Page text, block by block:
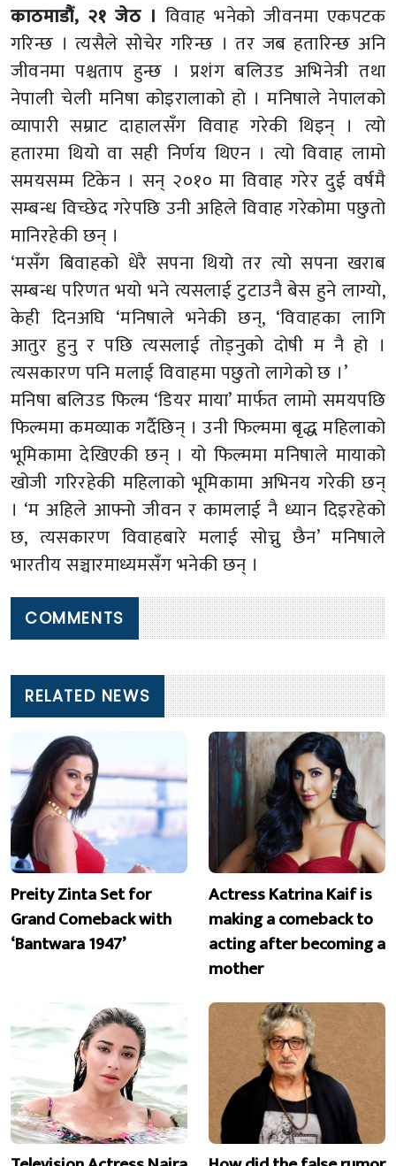
काठमाडौं, २१ जेठ । विवाह भनेको जीवनमा एकपटक
गरिन्छ । त्यसैले सोचेर गरिन्छ । तर जब हतारिन्छ अनि
जीवनमा पश्चताप हुन्छ । प्रशंग बलिउड अभिनेत्री तथा
नेपाली चेली मनिषा कोइरालाको हो । मनिषाले नेपालको
व्यापारी सम्राट दाहालसँग विवाह गरेकी थिइन् । त्यो
हतारमा थियो वा सही निर्णय थिएन । त्यो विवाह लामो
समयसम्म टिकेन । सन् २०१० मा विवाह गरेर दुई वर्षमै
सम्बन्ध विच्छेद गरेपछि उनी अहिले विवाह गरेकोमा पछुतो
मानिरहेकी छन् ।
‘मसँग बिवाहको धेरै सपना थियो तर त्यो सपना खराब
सम्बन्ध परिणत भयो भने त्यसलाई टुटाउनै बेस हुने लाग्यो,
केही दिनअघि ‘मनिषाले भनेकी छन्, ‘विवाहका लागि
आतुर हुनु र पछि त्यसलाई तोड्नुको दोषी म नै हो ।
त्यसकारण पनि मलाई विवाहमा पछुतो लागेको छ ।’
मनिषा बलिउड फिल्म ‘डियर माया’ मार्फत लामो समयपछि
फिल्ममा कमव्याक गर्दैछिन् । उनी फिल्ममा बृद्ध महिलाको
भूमिकामा देखिएकी छन् । यो फिल्ममा मनिषाले मायाको
खोजी गरिरहेकी महिलाको भूमिकामा अभिनय गरेकी छन्
। ‘म अहिले आफ्नो जीवन र कामलाई नै ध्यान दिइरहेको
छ, त्यसकारण विवाहबारे मलाई सोच्नु छैन’ मनिषाले
भारतीय सञ्चारमाध्यमसँग भनेकी छन् ।
COMMENTS
RELATED NEWS
Preity Zinta Set for
Grand Comeback with
‘Bantwara 1947’
Actress Katrina Kaif is
making a comeback to
acting after becoming a
mother